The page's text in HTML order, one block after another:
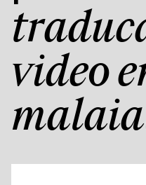
vídeo